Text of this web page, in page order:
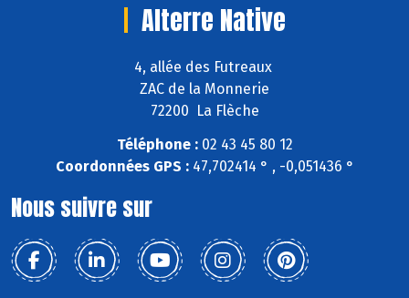
Alterre Native
4, allée des Futreaux
ZAC de la Monnerie
72200 La Flèche
Téléphone :02 43 45 80 12
Coordonnées GPS :47,702414 ° , -0,051436 °
Nous suivre sur